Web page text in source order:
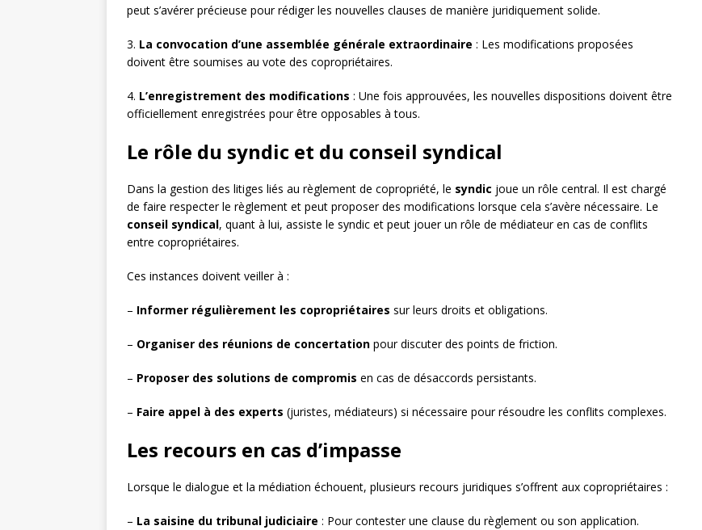
peut s’avérer précieuse pour rédiger les nouvelles clauses de manière juridiquement solide.
3. La convocation d’une assemblée générale extraordinaire : Les modifications proposées
doivent être soumises au vote des copropriétaires.
4. L’enregistrement des modifications : Une fois approuvées, les nouvelles dispositions doivent être
officiellement enregistrées pour être opposables à tous.
Le rôle du syndic et du conseil syndical
Dans la gestion des litiges liés au règlement de copropriété, le syndic joue un rôle central. Il est chargé
de faire respecter le règlement et peut proposer des modifications lorsque cela s’avère nécessaire. Le
conseil syndical, quant à lui, assiste le syndic et peut jouer un rôle de médiateur en cas de conflits
entre copropriétaires.
Ces instances doivent veiller à :
– Informer régulièrement les copropriétaires sur leurs droits et obligations.
– Organiser des réunions de concertation pour discuter des points de friction.
– Proposer des solutions de compromis en cas de désaccords persistants.
– Faire appel à des experts (juristes, médiateurs) si nécessaire pour résoudre les conflits complexes.
Les recours en cas d’impasse
Lorsque le dialogue et la médiation échouent, plusieurs recours juridiques s’offrent aux copropriétaires :
– La saisine du tribunal judiciaire : Pour contester une clause du règlement ou son application.